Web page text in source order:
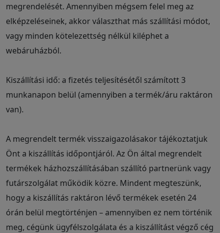
megrendelését. Amennyiben mégsem felel meg az
elképzeléseinek, akkor választhat más szállítási módot,
vagy minden kötelezettség nélkül kiléphet a
webáruházból.
Kiszállítási idő: a fizetés teljesítésétől számított 3
munkanapon belül (amennyiben a termék/áru raktáron
van).
A megrendelt termék visszaigazolásakor tájékoztatjuk
Önt a kiszállítás időpontjáról. Az Ön által megrendelt
termékek házhozszállításában szállító partnerünk vagy
futárszolgálat működik közre. Mindent megteszünk,
hogy a kiszállítás raktáron lévő termékek esetén 24
órán belül megtörténjen – amennyiben ez nem történik
meg, cégünk ügyfélszolgálata és a kiszállítást végző cég